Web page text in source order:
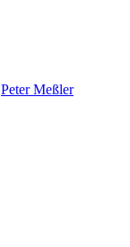
Peter Meßler